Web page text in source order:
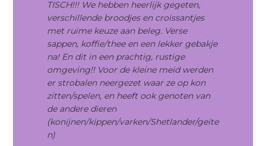
TISCH!!! We hebben heerlijk gegeten,
verschillende broodjes en croissantjes
met ruime keuze aan beleg. Verse
sappen, koffie/thee en een lekker gebakje
na! En dit in een prachtig, rustige
omgeving!! Voor de kleine meid werden
er strobalen neergezet waar ze op kon
zitten/spelen, en heeft ook genoten van
de andere dieren
(konijnen/kippen/varken/Shetlander/geite
n)